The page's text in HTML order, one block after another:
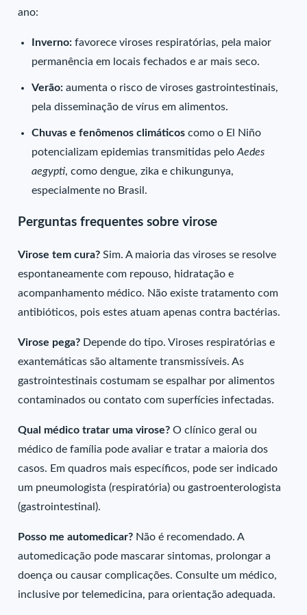
ano:
Inverno: favorece viroses respiratórias, pela maior
permanência em locais fechados e ar mais seco.
Verão: aumenta o risco de viroses gastrointestinais,
pela disseminação de vírus em alimentos.
Chuvas e fenômenos climáticos como o El Niño
potencializam epidemias transmitidas peloAedes
aegypti, como dengue, zika e chikungunya,
especialmente no Brasil.
Perguntas frequentes sobre virose
Virose tem cura? Sim. A maioria das viroses se resolve
espontaneamente com repouso, hidratação e
acompanhamento médico. Não existe tratamento com
antibióticos, pois estes atuam apenas contra bactérias.
Virose pega? Depende do tipo. Viroses respiratórias e
exantemáticas são altamente transmissíveis. As
gastrointestinais costumam se espalhar por alimentos
contaminados ou contato com superfícies infectadas.
Qual médico tratar uma virose? O clínico geral ou
médico de família pode avaliar e tratar a maioria dos
casos. Em quadros mais específicos, pode ser indicado
um pneumologista (respiratória) ou gastroenterologista
(gastrointestinal).
Posso me automedicar? Não é recomendado. A
automedicação pode mascarar sintomas, prolongar a
doença ou causar complicações. Consulte um médico,
inclusive por telemedicina, para orientação adequada.